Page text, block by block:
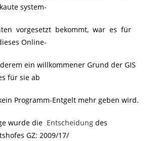
system-
vorgesetzt bekommt, war es für
Online-
ein willkommener Grund der GIS
für sie ab
Programm-Entgelt mehr geben wird.
wurde die Entscheidung des
GZ: 2009/17/